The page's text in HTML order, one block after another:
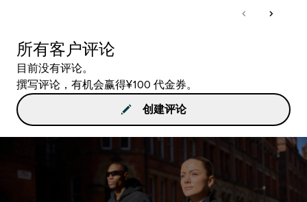
所有客户评论
目前没有评论。
撰写评论，有机会赢得¥100 代金券。
创建评论